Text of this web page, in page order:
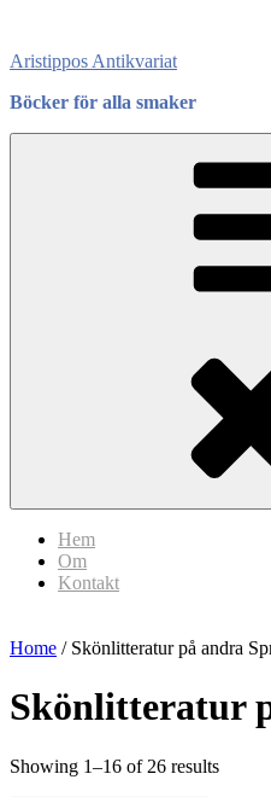
content
Aristippos Antikvariat
Böcker för alla smaker
Hem
Om
Kontakt
Home / Skönlitteratur på andra
Skönlitteratur
Showing 1–16 of 26 results